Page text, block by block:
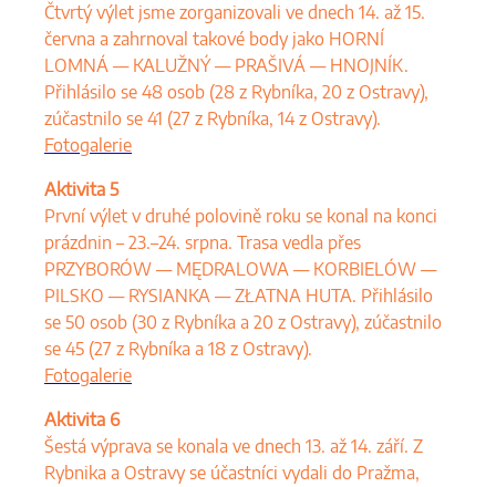
Čtvrtý výlet jsme zorganizovali ve dnech 14. až 15.
června a zahrnoval takové body jako HORNÍ
LOMNÁ — KALUŽNÝ — PRAŠIVÁ — HNOJNÍK.
Přihlásilo se 48 osob (28 z Rybníka, 20 z Ostravy),
zúčastnilo se 41 (27 z Rybníka, 14 z Ostravy).
Fotogalerie
Aktivita 5
První výlet v druhé polovině roku se konal na konci
prázdnin – 23.–24. srpna. Trasa vedla přes
PRZYBORÓW — MĘDRALOWA — KORBIELÓW —
PILSKO — RYSIANKA — ZŁATNA HUTA. Přihlásilo
se 50 osob (30 z Rybníka a 20 z Ostravy), zúčastnilo
se 45 (27 z Rybníka a 18 z Ostravy).
Fotogalerie
Aktivita 6
Šestá výprava se konala ve dnech 13. až 14. září. Z
Rybnika a Ostravy se účastníci vydali do Pražma,